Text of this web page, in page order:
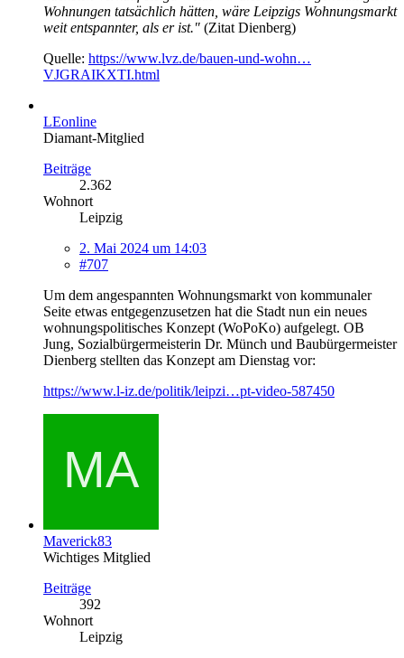
Wohnungen tatsächlich hätten, wäre Leipzigs Wohnungsmarkt
weit entspannter, als er ist." (Zitat Dienberg)
Quelle: https://www.lvz.de/bauen-und-wohn…
VJGRAIKXTI.html
LEonline
Diamant-Mitglied
Beiträge
2.362
Wohnort
Leipzig
2. Mai 2024 um 14:03
#707
Um dem angespannten Wohnungsmarkt von kommunaler
Seite etwas entgegenzusetzen hat die Stadt nun ein neues
wohnungspolitisches Konzept (WoPoKo) aufgelegt. OB
Jung, Sozialbürgermeisterin Dr. Münch und Baubürgermeister
Dienberg stellten das Konzept am Dienstag vor:
https://www.l-iz.de/politik/leipzi…pt-video-587450
Maverick83
Wichtiges Mitglied
Beiträge
392
Wohnort
Leipzig